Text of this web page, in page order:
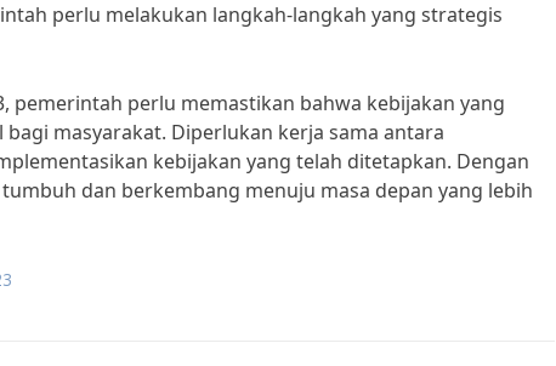
perlu melakukan langkah-langkah yang strategis
pemerintah perlu memastikan bahwa kebijakan yang
masyarakat. Diperlukan kerja sama antara
kebijakan yang telah ditetapkan. Dengan
dan berkembang menuju masa depan yang lebih